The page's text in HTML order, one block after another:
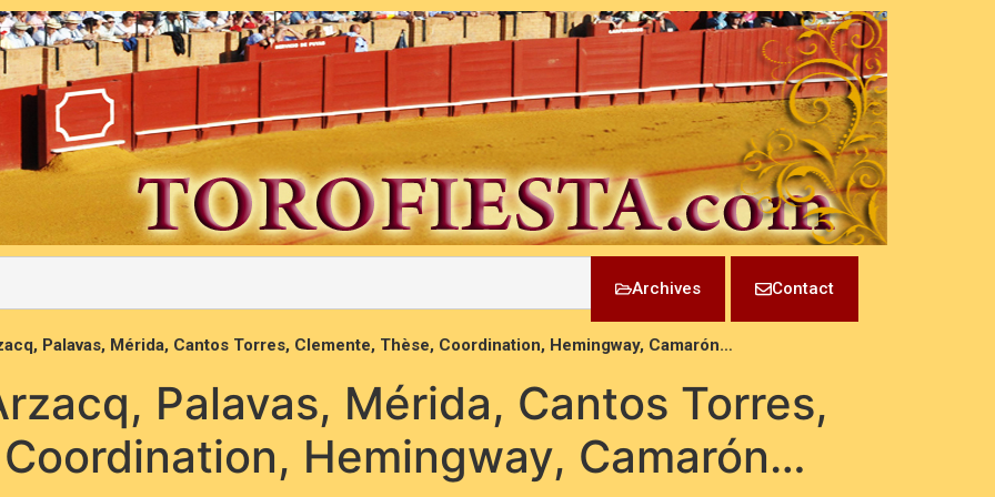
Archives Contact
Palavas, Mérida, Cantos Torres, Clemente, Thèse, Coordination, Hemingway, Camarón…
Palavas, Mérida, Cantos Torres,
Hemingway, Camarón…